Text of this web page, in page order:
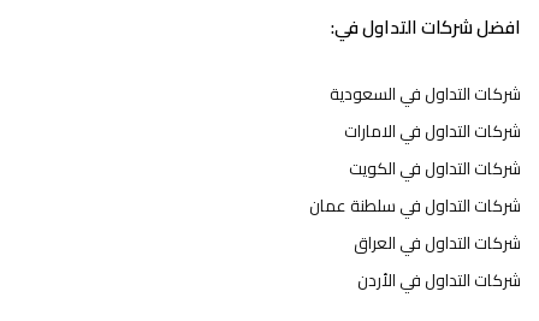
افضل شركات التداول في:
شركات التداول في السعودية
شركات التداول في الامارات
شركات التداول في الكويت
شركات التداول في سلطنة عمان
شركات التداول في العراق
شركات التداول في الأردن